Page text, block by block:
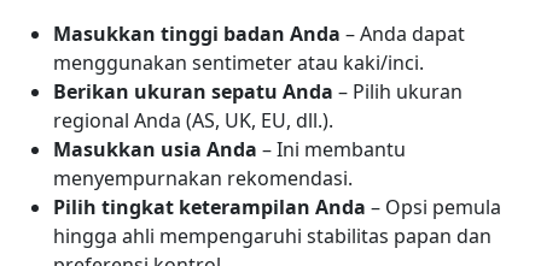
Masukkan tinggi badan Anda – Anda dapat
menggunakan sentimeter atau kaki/inci.
Berikan ukuran sepatu Anda – Pilih ukuran
regional Anda (AS, UK, EU, dll.).
Masukkan usia Anda – Ini membantu
menyempurnakan rekomendasi.
Pilih tingkat keterampilan Anda – Opsi pemula
hingga ahli mempengaruhi stabilitas papan dan